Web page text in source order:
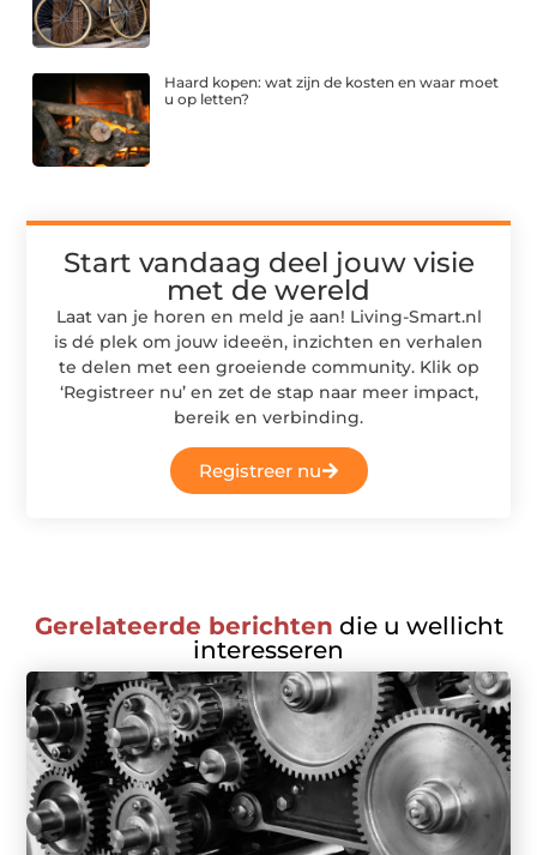
Haard kopen: wat zijn de kosten en waar moet
u op letten?
Start vandaag deel jouw visie
met de wereld
Laat van je horen en meld je aan! Living-Smart.nl
is dé plek om jouw ideeën, inzichten en verhalen
te delen met een groeiende community. Klik op
‘Registreer nu’ en zet de stap naar meer impact,
bereik en verbinding.
Registreer nu
Gerelateerde berichten die u wellicht
interesseren